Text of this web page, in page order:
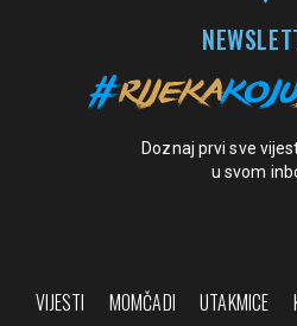
Doznaj prvi sve
u svom
VIJESTI MOMČADI UTAKMICE